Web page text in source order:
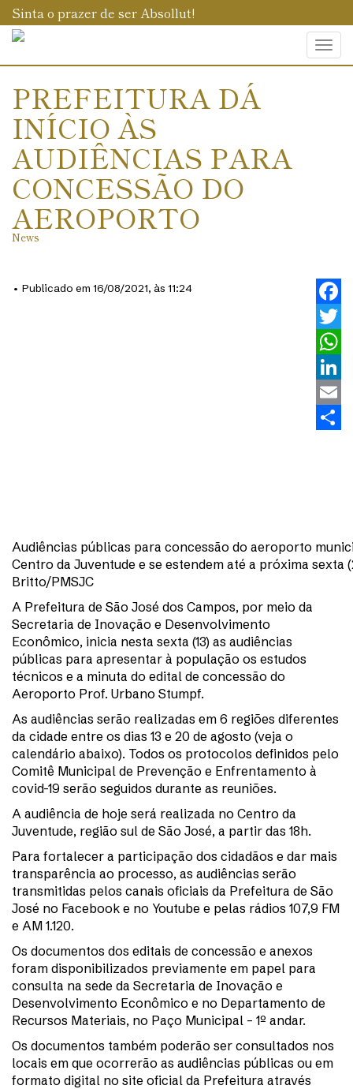
Sinta o prazer de ser Absollut!
PREFEITURA DÁ
INÍCIO ÀS
AUDIÊNCIAS PARA
CONCESSÃO DO
AEROPORTO
News
• Publicado em 16/08/2021, às 11:24
Email
Audiências públicas para concessão do aeroporto
Centro da Juventude e se estendem até a próxima sexta
Britto/PMSJC
A Prefeitura de São José dos Campos, por meio da
Secretaria de Inovação e Desenvolvimento
Econômico, inicia nesta sexta (13) as audiências
públicas para apresentar à população os estudos
técnicos e a minuta do edital de concessão do
Aeroporto Prof. Urbano Stumpf.
As audiências serão realizadas em 6 regiões diferentes
da cidade entre os dias 13 e 20 de agosto (veja o
calendário abaixo). Todos os protocolos definidos pelo
Comitê Municipal de Prevenção e Enfrentamento à
covid-19 serão seguidos durante as reuniões.
A audiência de hoje será realizada no Centro da
Juventude, região sul de São José, a partir das 18h.
Para fortalecer a participação dos cidadãos e dar mais
transparência ao processo, as audiências serão
transmitidas pelos canais oficiais da Prefeitura de São
José no Facebook e no Youtube e pelas rádios 107,9 FM
e AM 1.120.
Os documentos dos editais de concessão e anexos
foram disponibilizados previamente em papel para
consulta na sede da Secretaria de Inovação e
Desenvolvimento Econômico e no Departamento de
Recursos Materiais, no Paço Municipal – 1º andar.
Os documentos também poderão ser consultados nos
locais em que ocorrerão as audiências públicas ou em
formato digital no site oficial da Prefeitura através